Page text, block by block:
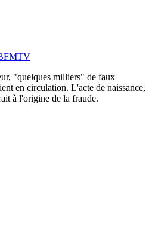
"quelques milliers" de faux
en circulation. L'acte de naissance,
à l'origine de la fraude.